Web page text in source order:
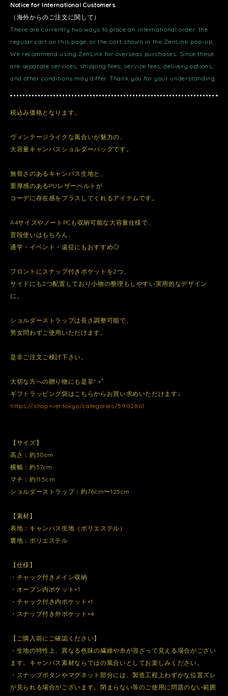
Notice for International Customers
（海外からのご注文に関して）
There are currently two ways to place an international order: the
regular cart on this page, or the cart shown in the ZenLink pop-up.
We recommend using ZenLink for overseas purchases. Since these
are separate services, shipping fees, service fees, delivery options,
and other conditions may differ. Thank you for your understanding.
税込み価格となります。
ヴィンテージライクな風合いが魅力の、
大容量キャンバスショルダーバッグです。
無骨さのあるキャンバス生地と、
重厚感のあるPUレザーベルトが
コーデに存在感をプラスしてくれるアイテムです。
A4サイズやノートPCも収納可能な大容量仕様で、
普段使いはもちろん、
通学・イベント・遠征にもおすすめ◎
フロントにスナップ付きポケットを2つ、
サイドにも2つ配置しており小物の整理もしやすい実用的なデザイン
に。
ショルダーストラップは長さ調整可能で、
男女問わずご使用いただけます。
是非ご注文ご検討下さい。
大切な方への贈り物にも是非*.+ﾟ
ギフトラッピング袋はこちらからお買い求めいただけます↓
https://shop.nier.tokyo/categories/5902861
【サイズ】
高さ：約30cm
横幅：約37cm
マチ：約11.5cm
ショルダーストラップ：約76cm〜125cm
【素材】
表地：キャンパス生地（ポリエステル）
裏地：ポリエステル
【仕様】
・チャック付きメイン収納
・オープン内ポケット×1
・チャック付き内ポケット×1
・スナップ付き外ポケット×4
【ご購入前にご確認ください】
・生地の特性上、異なる色味の繊維や糸が混ざって見える場合がござい
ます。キャンバス素材ならではの風合いとしてお楽しみください。
・スナップボタンやマグネット部分には、製造工程上わずかな位置ズレ
が見られる場合がございます。閉まらない等のご使用に問題のない範囲